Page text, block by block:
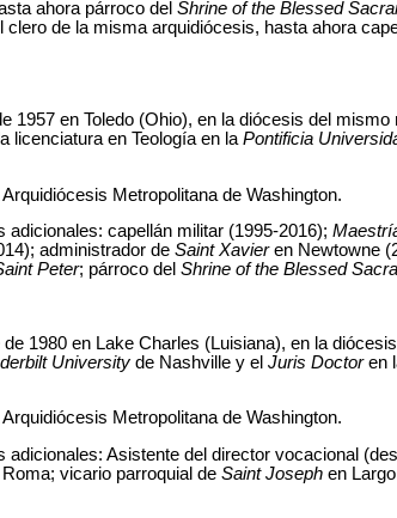
ahora párroco del Shrine of the Blessed
de la misma arquidiócesis, hasta ahora
1957 en Toledo (Ohio), en la diócesis del mismo
licenciatura en Teología en la Pontificia
Metropolitana de Washington.
capellán militar (1995-2016);
administrador de Saint Xavieren Newtowne
Peter; párroco del Shrine of the Blessed
1980 en Lake Charles (Luisiana), en la
University de Nashville y el Juris Doctoren
Metropolitana de Washington.
Asistente del director vocacional
vicario parroquial de Saint Joseph en